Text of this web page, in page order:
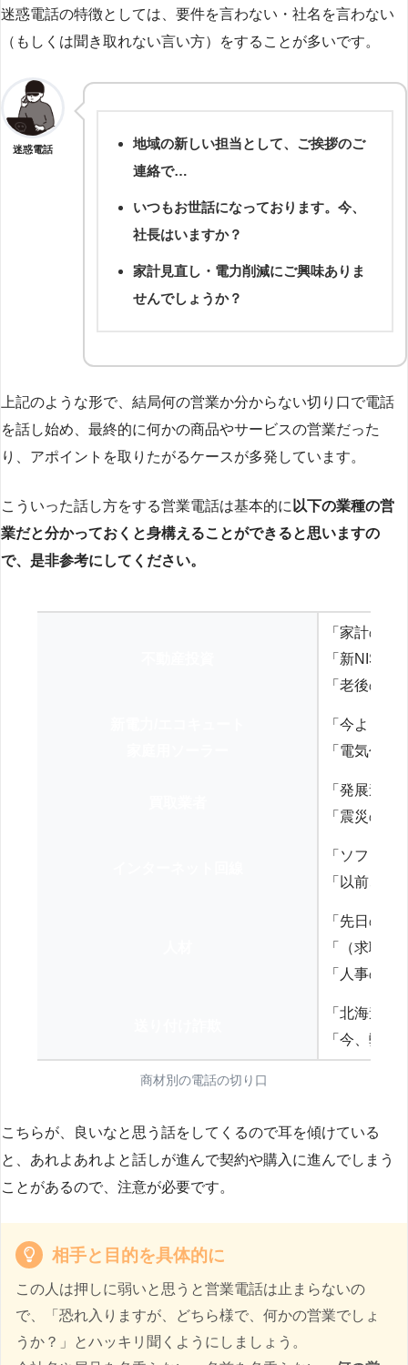
迷惑電話の特徴としては、要件を言わない・社名を言わない
（もしくは聞き取れない言い方）をすることが多いです。
迷惑電話
地域の新しい担当として、ご挨拶のご
連絡で…
いつもお世話になっております。今、
社長はいますか？
家計見直し・電力削減にご興味ありま
せんでしょうか？
上記のような形で、結局何の営業か分からない切り口で電話
を話し始め、最終的に何かの商品やサービスの営業だった
り、アポイントを取りたがるケースが多発しています。
こういった話し方をする営業電話は基本的に 以下の業種の営
業だと分かっておくと身構えることができると思いますの
で、是非参考にしてください。
「家計の見
「新NISA
「老後の
「今より
「電気代を
「発展途
「震災の
「ソフト
「以前、
「先日の
「（求職
「人事の方
「北海道
「今、弊
商材別の電話の切り口
こちらが、良いなと思う話をしてくるので耳を傾けている
と、あれよあれよと話しが進んで契約や購入に進んでしまう
ことがあるので、注意が必要です。
相手と目的を具体的に
この人は押しに弱いと思うと営業電話は止まらないの
で、「恐れ入りますが、どちら様で、何かの営業でしょ
うか？」とハッキリ聞くようにしましょう。